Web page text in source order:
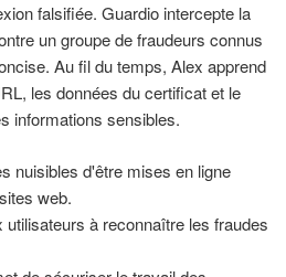
falsifiée. Guardio intercepte la
un groupe de fraudeurs connus
Au fil du temps, Alex apprend
les données du certificat et le
informations sensibles.
nuisibles d'être mises en ligne
web.
utilisateurs à reconnaître les fraudes